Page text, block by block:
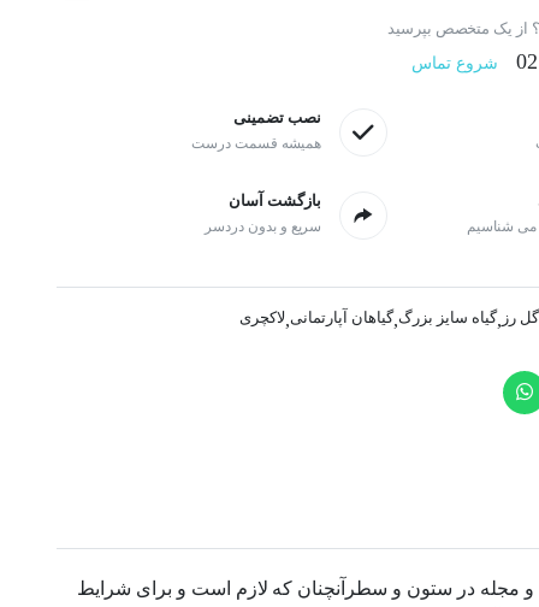
از یک متخصص بپرسید
شروع تماس
نصب تضمینی
همیشه قسمت درست
می شناسیم
بازگشت آسان
سریع و بدون دردسر
گل رز ,گیاه سایز بزرگ,گیاهان آپارتمانی,لاکچری
و مجله در ستون و سطرآنچنان که لازم است و برای شرایط